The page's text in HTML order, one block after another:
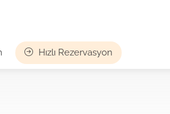
Hızlı Rezervasyon